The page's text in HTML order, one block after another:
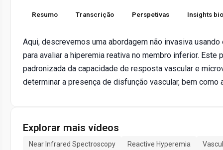
Resumo Transcrição Perspetivas Insights
Aqui, descrevemos uma abordagem não invasiva
para avaliar a hiperemia reativa no membro inferior. Este
padronizada da capacidade de resposta vascular e
determinar a presença de disfunção vascular, bem
Explorar mais vídeos
Near Infrared Spectroscopy Reactive Hyperemia